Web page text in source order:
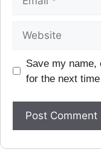
Save my name,
for the next